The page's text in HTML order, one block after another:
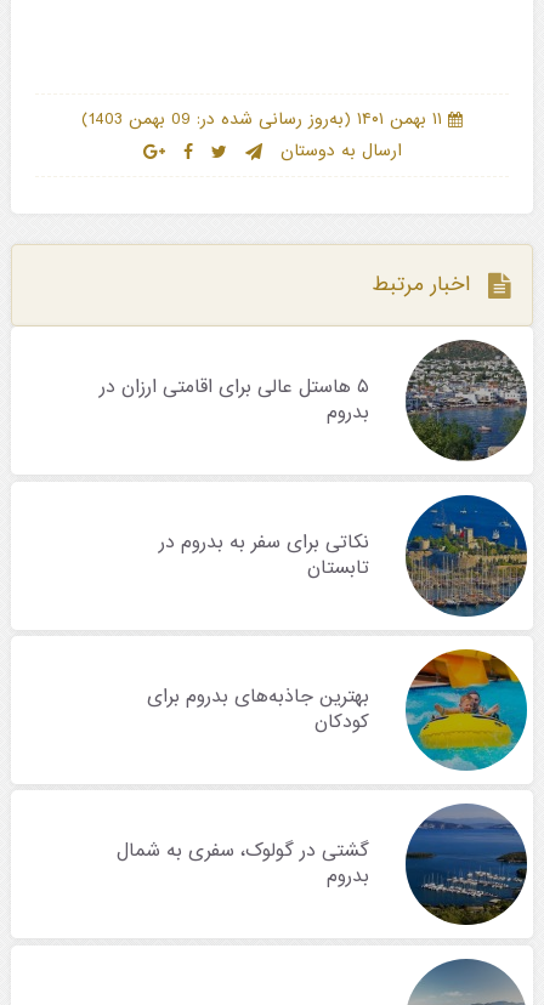
۱۱ بهمن ۱۴۰۱ (به‌روز رسانی شده در: 09 بهمن 1403
)
ارسال به دوستان
اخبار مرتبط
۵ هاستل عالی برای اقامتی ارزان در
بدروم
نکاتی برای سفر به بدروم در
تابستان
بهترین جاذبه‌های بدروم برای
کودکان
گشتی در گولوک، سفری به شمال
بدروم